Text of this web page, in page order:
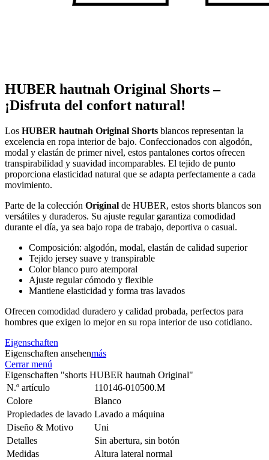
HUBER hautnah Original Shorts –
¡Disfruta del confort natural!
Los HUBER hautnah Original Shorts blancos representan la
excelencia en ropa interior de bajo. Confeccionados con algodón,
modal y elastán de primer nivel, estos pantalones cortos ofrecen
transpirabilidad y suavidad incomparables. El tejido de punto
proporciona elasticidad natural que se adapta perfectamente a cada
movimiento.
Parte de la colección Original de HUBER, estos shorts blancos son
versátiles y duraderos. Su ajuste regular garantiza comodidad
durante el día, ya sea bajo ropa de trabajo, deportiva o casual.
Composición: algodón, modal, elastán de calidad superior
Tejido jersey suave y transpirable
Color blanco puro atemporal
Ajuste regular cómodo y flexible
Mantiene elasticidad y forma tras lavados
Ofrecen comodidad duradero y calidad probada, perfectos para
hombres que exigen lo mejor en su ropa interior de uso cotidiano.
Eigenschaften
Eigenschaften ansehenmás
Cerrar menú
Eigenschaften "shorts HUBER hautnah Original"
N.º artículo
110146-010500.M
Colore
Blanco
Propiedades de lavado Lavado a máquina
Diseño & Motivo
Uni
Detalles
Sin abertura, sin botón
Medidas
Altura lateral normal